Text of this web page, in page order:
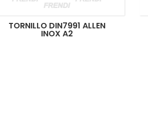
TORNILLO DIN7991 ALLEN
INOX A2